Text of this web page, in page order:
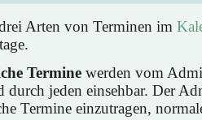
Arten von Terminen im
Termine werden vom
durch jeden einsehbar. Der
Termine einzutragen,